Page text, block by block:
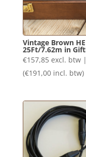
Vintage Brown
25Ft/7.62m in
€157,85 excl. btw |
(€191,00incl. btw)